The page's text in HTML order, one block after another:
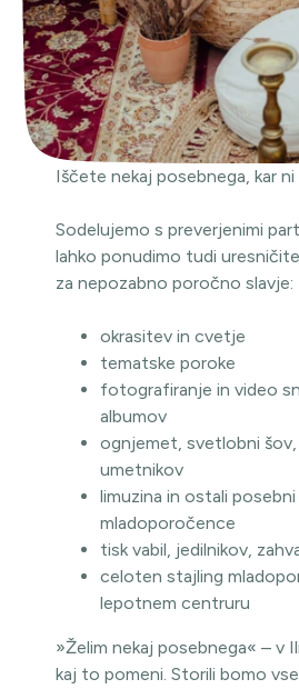
Iščete nekaj posebnega, kar
Sodelujemo s preverjenimi
lahko ponudimo tudi
za nepozabno poročno slavje:
okrasitev in cvetje
tematske poroke
fotografiranje in video
albumov
ognjemet, svetlobni
umetnikov
limuzina in ostali
mladoporočence
tisk vabil, jedilnikov,
celoten stajling
lepotnem centruru
»Želim nekaj posebnega« – v
kaj to pomeni. Storili bomo